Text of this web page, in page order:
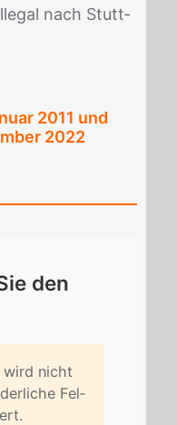
nach Stutt­
2011 und
2022
den
wird nicht
Fel­